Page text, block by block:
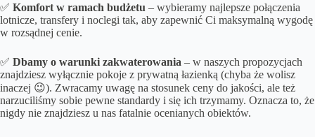
✅ Komfort w ramach budżetu – wybieramy najlepsze połączenia
lotnicze, transfery i noclegi tak, aby zapewnić Ci maksymalną wygodę
w rozsądnej cenie.
✅ Dbamy o warunki zakwaterowania – w naszych propozycjach
znajdziesz wyłącznie pokoje z prywatną łazienką (chyba że wolisz
inaczej 😉). Zwracamy uwagę na stosunek ceny do jakości, ale też
narzuciliśmy sobie pewne standardy i się ich trzymamy. Oznacza to, że
nigdy nie znajdziesz u nas fatalnie ocenianych obiektów.